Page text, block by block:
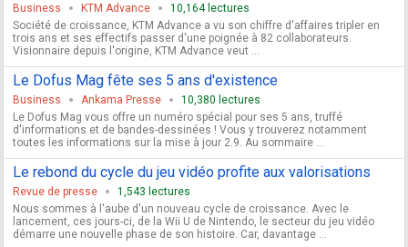
Business KTM Advance
10,164 lectures
Société de croissance, KTM Advance a vu son chiffre d'affaires tripler en
trois ans et ses effectifs passer d'une poignée à 82 collaborateurs.
Visionnaire depuis l'origine, KTM Advance veut ...
Le Dofus Mag fête ses 5 ans d'existence
Business Ankama Presse
10,380 lectures
Le Dofus Mag vous offre un numéro spécial pour ses 5 ans, truffé
d'informations et de bandes-dessinées ! Vous y trouverez notamment
toutes les informations sur la mise à jour 2.9. Au sommaire ...
Le rebond du cycle du jeu vidéo profite aux valorisations
Revue de presse
1,543 lectures
Nous sommes à l'aube d'un nouveau cycle de croissance. Avec le
lancement, ces jours-ci, de la Wii U de Nintendo, le secteur du jeu vidéo
démarre une nouvelle phase de son histoire. Car, davantage ...